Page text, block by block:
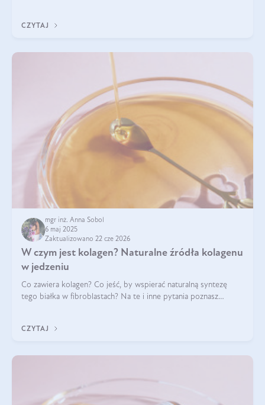
CZYTAJ
mgr inż. Anna Sobol
6 maj 2025
Zaktualizowano 22 cze 2026
W czym jest kolagen? Naturalne źródła kolagenu
w jedzeniu
Co zawiera kolagen? Co jeść, by wspierać naturalną syntezę
tego białka w fibroblastach? Na te i inne pytania poznasz
CZYTAJ